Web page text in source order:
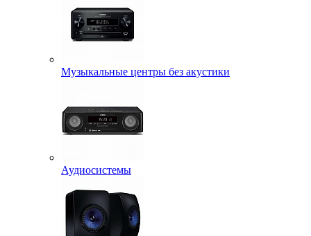
Музыкальные центры без акустики
Аудиосистемы